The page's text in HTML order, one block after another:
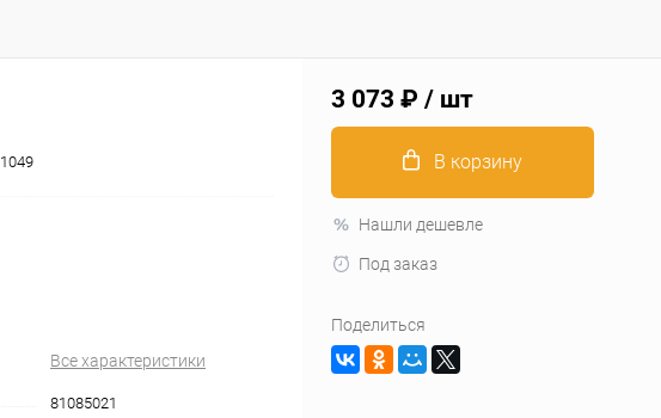
1049
Все характеристики
81085021
3 073 ₽ / шт
В корзину
Нашли дешевле
Под заказ
Поделиться